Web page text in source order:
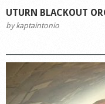
UTURN BLACKOUT
bykaptaintonio